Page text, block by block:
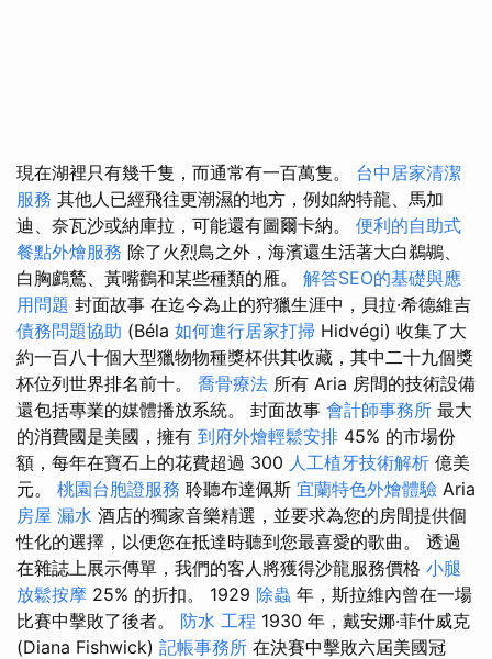
現在湖裡只有幾千隻，而通常有一百萬隻。 台中居家清潔
服務 其他人已經飛往更潮濕的地方，例如納特龍、馬加
迪、奈瓦沙或納庫拉，可能還有圖爾卡納。 便利的自助式
餐點外燴服務 除了火烈鳥之外，海濱還生活著大白鵜鶘、
白胸鸕鶿、黃嘴鸛和某些種類的雁。 解答SEO的基礎與應
用問題 封面故事 在迄今為止的狩獵生涯中，貝拉·希德維吉
債務問題協助 (Béla 如何進行居家打掃 Hidvégi) 收集了大
約一百八十個大型獵物物種獎杯供其收藏，其中二十九個獎
杯位列世界排名前十。 喬骨療法 所有 Aria 房間的技術設備
還包括專業的媒體播放系統。 封面故事 會計師事務所 最大
的消費國是美國，擁有 到府外燴輕鬆安排 45% 的市場份
額，每年在寶石上的花費超過 300 人工植牙技術解析 億美
元。 桃園台胞證服務 聆聽布達佩斯 宜蘭特色外燴體驗 Aria
房屋 漏水 酒店的獨家音樂精選，並要求為您的房間提供個
性化的選擇，以便您在抵達時聽到您最喜愛的歌曲。 透過
在雜誌上展示傳單，我們的客人將獲得沙龍服務價格 小腿
放鬆按摩 25% 的折扣。 1929 除蟲 年，斯拉維內曾在一場
比賽中擊敗了後者。 防水 工程 1930 年，戴安娜·菲什威克
(Diana Fishwick) 記帳事務所 在決賽中擊敗六屆美國冠